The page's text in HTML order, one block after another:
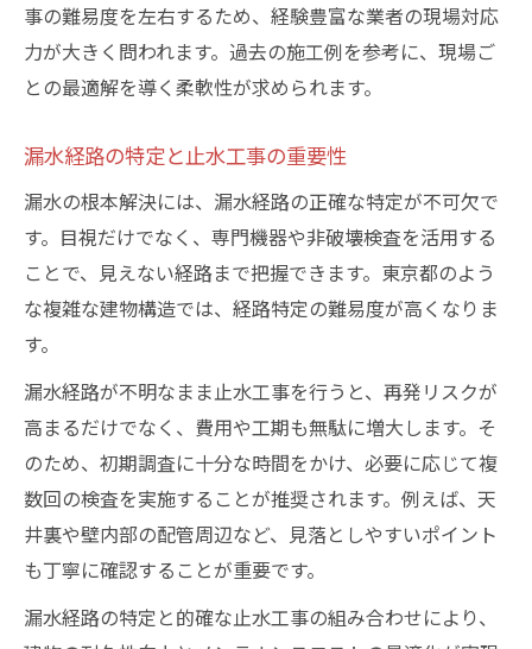
事の難易度を左右するため、経験豊富な業者の現場対応
力が大きく問われます。過去の施工例を参考に、現場ご
との最適解を導く柔軟性が求められます。
漏水経路の特定と止水工事の重要性
漏水の根本解決には、漏水経路の正確な特定が不可欠で
す。目視だけでなく、専門機器や非破壊検査を活用する
ことで、見えない経路まで把握できます。東京都のよう
な複雑な建物構造では、経路特定の難易度が高くなりま
す。
漏水経路が不明なまま止水工事を行うと、再発リスクが
高まるだけでなく、費用や工期も無駄に増大します。そ
のため、初期調査に十分な時間をかけ、必要に応じて複
数回の検査を実施することが推奨されます。例えば、天
井裏や壁内部の配管周辺など、見落としやすいポイント
も丁寧に確認することが重要です。
漏水経路の特定と的確な止水工事の組み合わせにより、